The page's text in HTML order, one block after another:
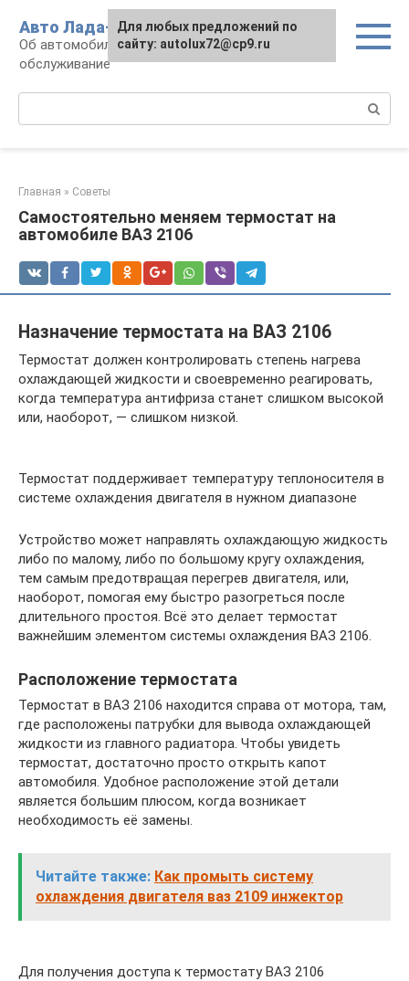
контенту
Авто Лада-люкс
Об автомобилях LADA: эксплуатация и
обслуживание
Главная » Советы
Самостоятельно меняем термостат на
автомобиле ВАЗ 2106
Назначение термостата на ВАЗ 2106
Термостат должен контролировать степень нагрева
охлаждающей жидкости и своевременно реагировать,
когда температура антифриза станет слишком высокой
или, наоборот, — слишком низкой.
Термостат поддерживает температуру теплоносителя в
системе охлаждения двигателя в нужном диапазоне
Устройство может направлять охлаждающую жидкость
либо по малому, либо по большому кругу охлаждения,
тем самым предотвращая перегрев двигателя, или,
наоборот, помогая ему быстро разогреться после
длительного простоя. Всё это делает термостат
важнейшим элементом системы охлаждения ВАЗ 2106.
Расположение термостата
Термостат в ВАЗ 2106 находится справа от мотора, там,
где расположены патрубки для вывода охлаждающей
жидкости из главного радиатора. Чтобы увидеть
термостат, достаточно просто открыть капот
автомобиля. Удобное расположение этой детали
является большим плюсом, когда возникает
необходимость её замены.
Читайте также: Как промыть систему
охлаждения двигателя ваз 2109 инжектор
Для получения доступа к термостату ВАЗ 2106
Для любых предложений по
сайту: autolux72@cp9.ru